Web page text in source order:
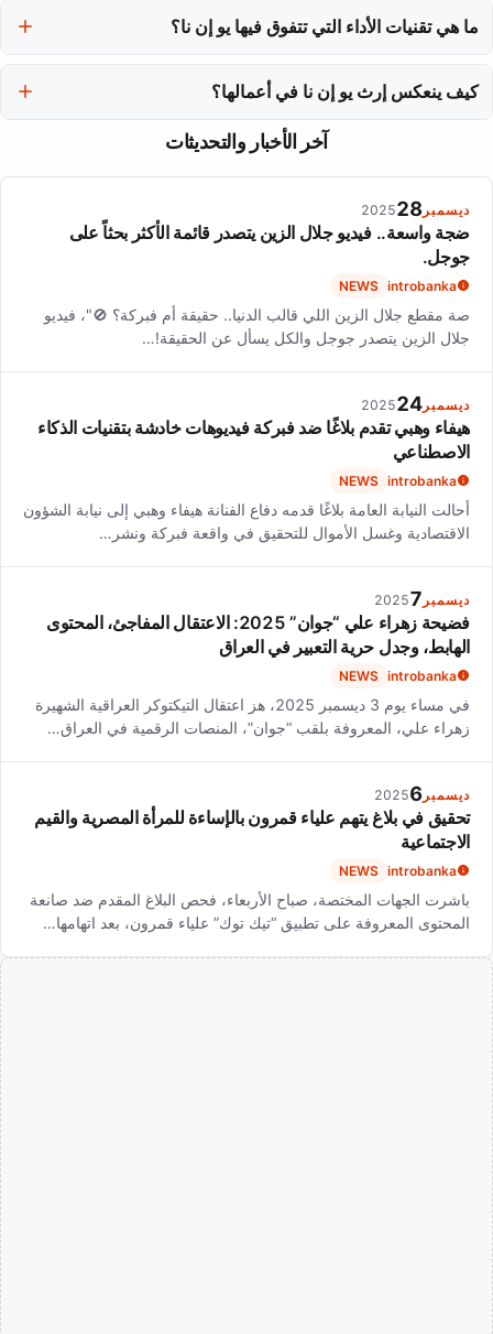
الإعلان عنها في عام 2012، لكنهما انفصلا في عام 2014.
ما هي تقنيات الأداء التي تتفوق فيها يو إن نا؟
الأداء يبدو حقيقياً دون كسر الجدار الرابع.
كيف ينعكس إرث يو إن نا في أعمالها؟
يرتبط إرث يو إن نا بصدقها في الأداء واختيارها لأدوار تتناول طبيعة الأداء،
مما يجعلها واحدة من أبرز الممثلات في كوريا.
آخر الأخبار والتحديثات
ديسمبر 28
2025
ضجة واسعة.. فيديو جلال الزين يتصدر قائمة الأكثر بحثاً على
جوجل.
introbanka
NEWS
صة مقطع جلال الزين اللي قالب الدنيا.. حقيقة أم فبركة؟ 🚫"، فيديو
جلال الزين يتصدر جوجل والكل يسأل عن الحقيقة!…
ديسمبر 24
2025
هيفاء وهبي تقدم بلاغًا ضد فبركة فيديوهات خادشة بتقنيات الذكاء
الاصطناعي
introbanka
NEWS
أحالت النيابة العامة بلاغًا قدمه دفاع الفنانة هيفاء وهبي إلى نيابة الشؤون
الاقتصادية وغسل الأموال للتحقيق في واقعة فبركة ونشر…
ديسمبر 7
2025
فضيحة زهراء علي “جوان” 2025: الاعتقال المفاجئ، المحتوى
الهابط، وجدل حرية التعبير في العراق
introbanka
NEWS
في مساء يوم 3 ديسمبر 2025، هز اعتقال التيكتوكر العراقية الشهيرة
زهراء علي، المعروفة بلقب “جوان”، المنصات الرقمية في العراق…
ديسمبر 6
2025
تحقيق في بلاغ يتهم علياء قمرون بالإساءة للمرأة المصرية والقيم
الاجتماعية
introbanka
NEWS
باشرت الجهات المختصة، صباح الأربعاء، فحص البلاغ المقدم ضد صانعة
المحتوى المعروفة على تطبيق “تيك توك” علياء قمرون، بعد اتهامها…